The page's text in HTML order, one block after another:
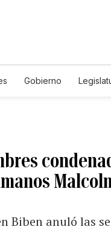
Gobierno
Biben anuló las